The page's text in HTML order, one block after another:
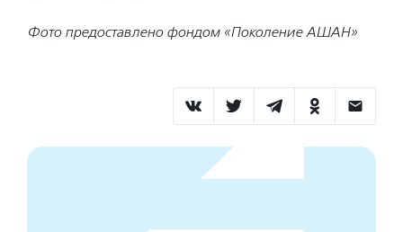
Фото предоставлено фондом «Поколение АШАН»